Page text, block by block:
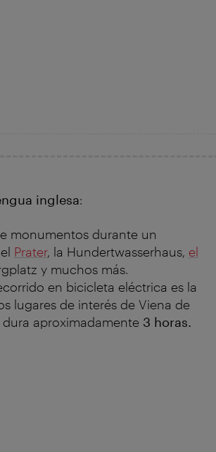
inglesa:
monumentos durante un
Prater, la Hundertwasserhaus, el
y muchos más.
en bicicleta eléctrica es la
lugares de interés de Viena de
aproximadamente3 horas.